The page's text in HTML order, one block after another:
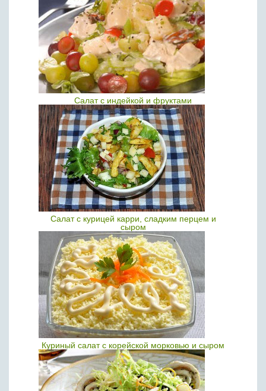
Салат с индейкой и фруктами
Салат с курицей карри, сладким перцем и
сыром
Куриный салат с корейской морковью и сыром